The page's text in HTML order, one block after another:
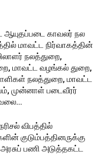
ஆயுதப்படை காவலர் நல
மாவட்ட நிர்வாகத்தின்
நலத்துறை,
மாவட்ட வழங்கல் துறை,
நலத்துறை, மாவட்ட
முன்னாள் படைவீரர்
விபத்தில்
குடும்பத்தினருக்கு
பணி அடுத்தகட்ட